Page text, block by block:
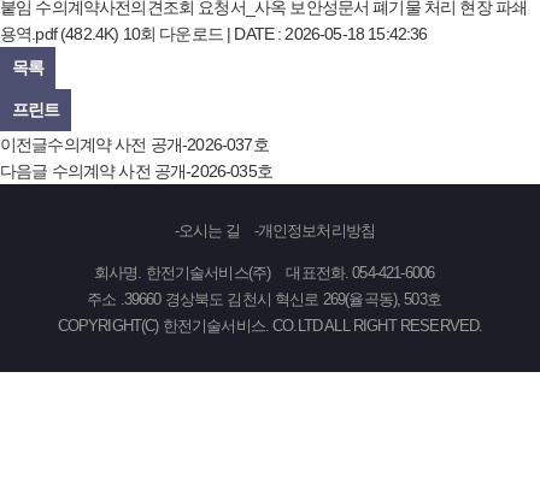
붙임 수의계약사전의견조회 요청서_사옥 보안성문서 폐기물 처리 현장 파쇄
용역.pdf (482.4K) 10회 다운로드 | DATE : 2026-05-18 15:42:36
목록
프린트
이전글수의계약 사전 공개-2026-037호
다음글 수의계약 사전 공개-2026-035호
오시는 길 개인정보처리방침
회사명. 한전기술서비스(주)
대표전화. 054-421-6006
주소 .39660 경상북도 김천시 혁신로 269(율곡동), 503호
COPYRIGHT(C) 한전기술서비스. CO.LTD ALL RIGHT RESERVED.